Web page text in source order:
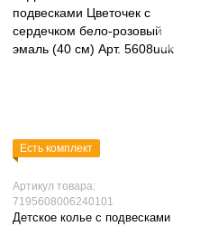
Есть комплект
Артикул товара:
7195608006240101
Детское колье с подвесками